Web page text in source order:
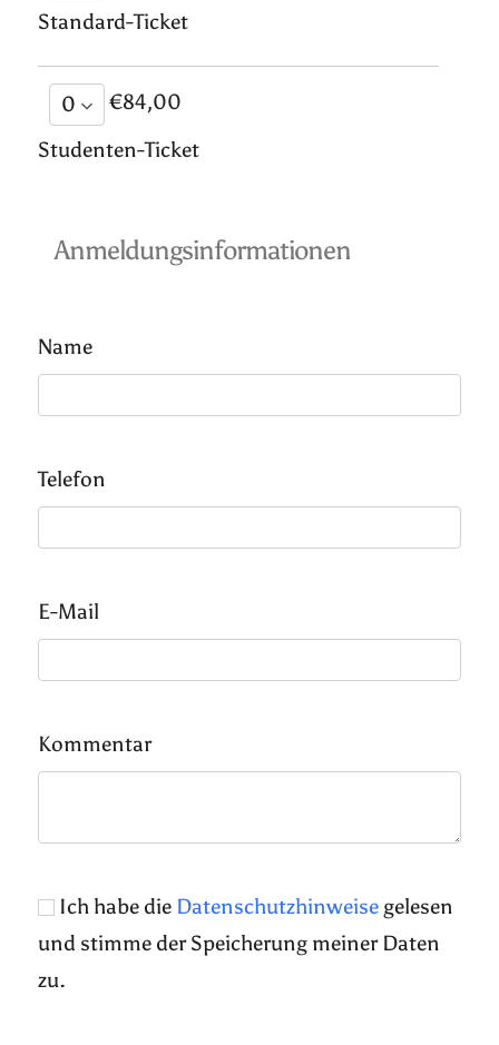
Standard-Ticket
€84,00
Studenten-Ticket
Anmeldungsinformationen
Name
Telefon
E-Mail
Kommentar
Ich habe die Datenschutzhinweise gelesen
und stimme der Speicherung meiner Daten
zu.